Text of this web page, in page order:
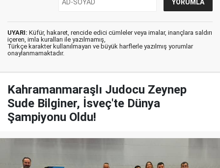
UYARI: Küfür, hakaret, rencide edici cümleler veya imalar, inançlara saldırı
içeren, imla kuralları ile yazılmamış,
Türkçe karakter kullanılmayan ve büyük harflerle yazılmış yorumlar
onaylanmamaktadır.
Kahramanmaraşlı Judocu Zeynep
Sude Bilginer, İsveç'te Dünya
Şampiyonu Oldu!